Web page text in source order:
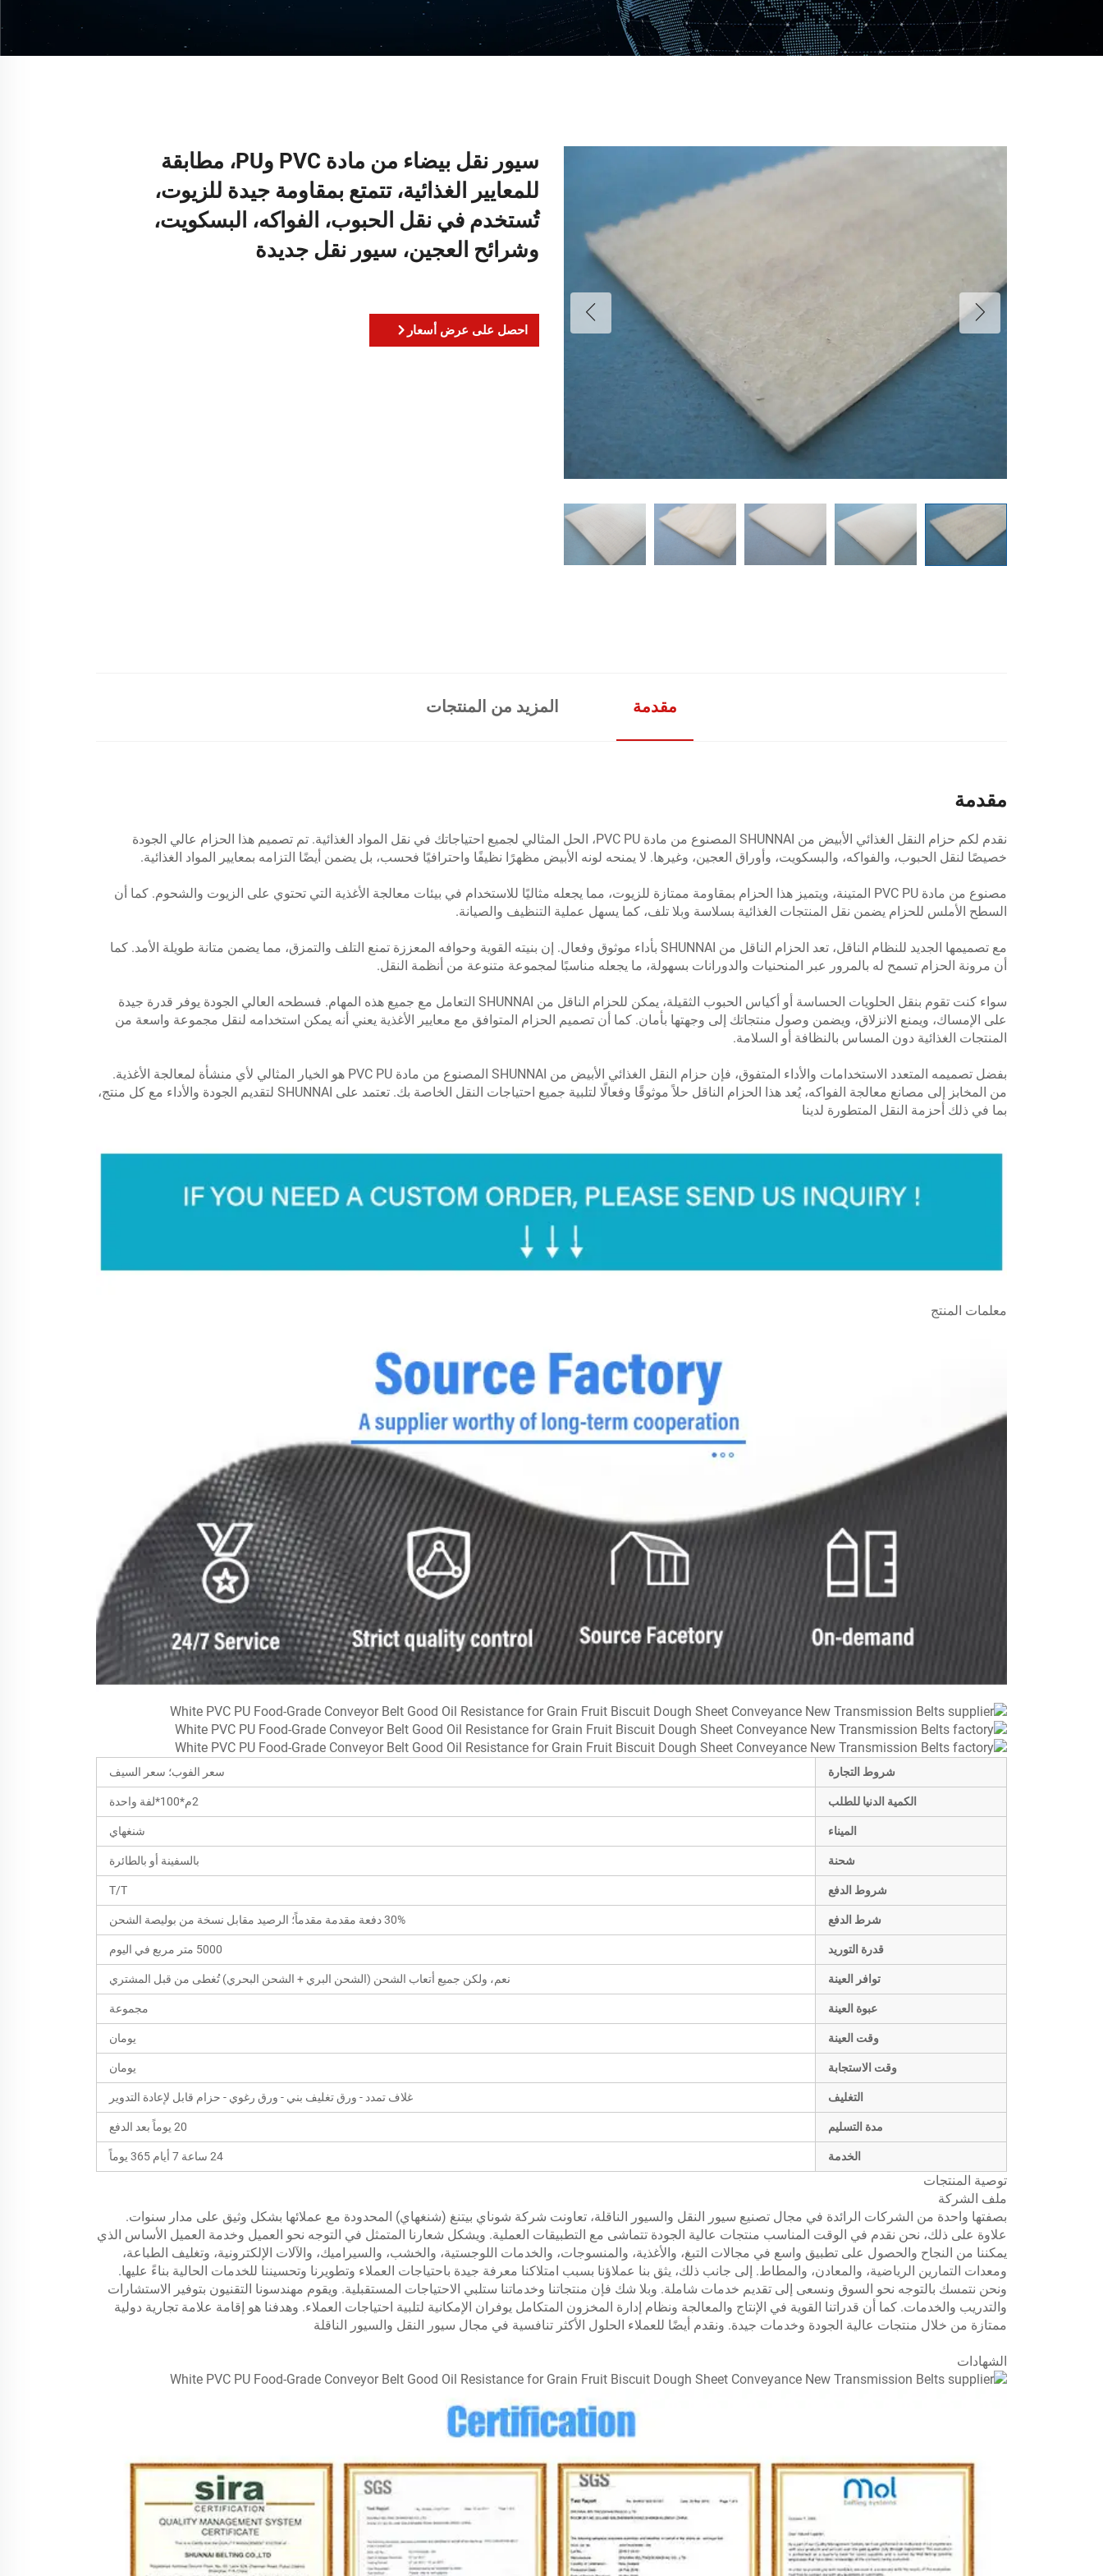
سيور نقل بيضاء من مادة PVC وPU، مطابقة
للمعايير الغذائية، تتمتع بمقاومة جيدة للزيوت،
تُستخدم في نقل الحبوب، الفواكه، البسكويت،
وشرائح العجين، سيور نقل جديدة
احصل على عرض أسعار
مقدمة المزيد من المنتجات
مقدمة
نقدم لكم حزام النقل الغذائي الأبيض من SHUNNAI المصنوع من مادة PVC PU، الحل المثالي لجميع احتياجاتك في نقل المواد الغذائية. تم تصميم هذا الحزام عالي الجودة
خصيصًا لنقل الحبوب، والفواكه، والبسكويت، وأوراق العجين، وغيرها. لا يمنحه لونه الأبيض مظهرًا نظيفًا واحترافيًا فحسب، بل يضمن أيضًا التزامه بمعايير المواد الغذائية.
مصنوع من مادة PVC PU المتينة، ويتميز هذا الحزام بمقاومة ممتازة للزيوت، مما يجعله مثاليًا للاستخدام في بيئات معالجة الأغذية التي تحتوي على الزيوت والشحوم. كما أن
السطح الأملس للحزام يضمن نقل المنتجات الغذائية بسلاسة وبلا تلف، كما يسهل عملية التنظيف والصيانة.
مع تصميمها الجديد للنظام الناقل، تعد الحزام الناقل من SHUNNAI بأداء موثوق وفعال. إن بنيته القوية وحوافه المعززة تمنع التلف والتمزق، مما يضمن متانة طويلة الأمد. كما
أن مرونة الحزام تسمح له بالمرور عبر المنحنيات والدورانات بسهولة، ما يجعله مناسبًا لمجموعة متنوعة من أنظمة النقل.
سواء كنت تقوم بنقل الحلويات الحساسة أو أكياس الحبوب الثقيلة، يمكن للحزام الناقل من SHUNNAI التعامل مع جميع هذه المهام. فسطحه العالي الجودة يوفر قدرة جيدة
على الإمساك، ويمنع الانزلاق، ويضمن وصول منتجاتك إلى وجهتها بأمان. كما أن تصميم الحزام المتوافق مع معايير الأغذية يعني أنه يمكن استخدامه لنقل مجموعة واسعة من
المنتجات الغذائية دون المساس بالنظافة أو السلامة.
بفضل تصميمه المتعدد الاستخدامات والأداء المتفوق، فإن حزام النقل الغذائي الأبيض من SHUNNAI المصنوع من مادة PVC PU هو الخيار المثالي لأي منشأة لمعالجة الأغذية.
من المخابز إلى مصانع معالجة الفواكه، يُعد هذا الحزام الناقل حلاً موثوقًا وفعالًا لتلبية جميع احتياجات النقل الخاصة بك. تعتمد على SHUNNAI لتقديم الجودة والأداء مع كل منتج،
بما في ذلك أحزمة النقل المتطورة لدينا
معلمات المنتج
شروط التجارة سعر الفوب؛ سعر السيف
الكمية الدنيا للطلب 2م*100*لفة واحدة
الميناء شنغهاي
شحنة بالسفينة أو بالطائرة
شروط الدفع T/T
شرط الدفع 30% دفعة مقدمة مقدماً؛ الرصيد مقابل نسخة من بوليصة الشحن
قدرة التوريد 5000 متر مربع في اليوم
توافر العينة نعم، ولكن جميع أتعاب الشحن (الشحن البري + الشحن البحري) تُغطى من قبل المشتري
عبوة العينة مجموعة
وقت العينة يومان
وقت الاستجابة يومان
التغليف غلاف تمدد - ورق تغليف بني - ورق رغوي - حزام قابل لإعادة التدوير
مدة التسليم 20 يوماً بعد الدفع
الخدمة 24 ساعة 7 أيام 365 يوماً
توصية المنتجات
ملف الشركة
بصفتها واحدة من الشركات الرائدة في مجال تصنيع سيور النقل والسيور الناقلة، تعاونت شركة شوناي بيتنغ (شنغهاي) المحدودة مع عملائها بشكل وثيق على مدار سنوات.
علاوة على ذلك، نحن نقدم في الوقت المناسب منتجات عالية الجودة تتماشى مع التطبيقات العملية. ويشكل شعارنا المتمثل في التوجه نحو العميل وخدمة العميل الأساس الذي
يمكننا من النجاح والحصول على تطبيق واسع في مجالات التبغ، والأغذية، والمنسوجات، والخدمات اللوجستية، والخشب، والسيراميك، والآلات الإلكترونية، وتغليف الطباعة،
ومعدات التمارين الرياضية، والمعادن، والمطاط. إلى جانب ذلك، يثق بنا عملاؤنا بسبب امتلاكنا معرفة جيدة باحتياجات العملاء وتطويرنا وتحسيننا للخدمات الحالية بناءً عليها.
ونحن نتمسك بالتوجه نحو السوق ونسعى إلى تقديم خدمات شاملة. وبلا شك فإن منتجاتنا وخدماتنا ستلبي الاحتياجات المستقبلية. ويقوم مهندسونا التقنيون بتوفير الاستشارات
والتدريب والخدمات. كما أن قدراتنا القوية في الإنتاج والمعالجة ونظام إدارة المخزون المتكامل يوفران الإمكانية لتلبية احتياجات العملاء. وهدفنا هو إقامة علامة تجارية دولية
ممتازة من خلال منتجات عالية الجودة وخدمات جيدة. ونقدم أيضًا للعملاء الحلول الأكثر تنافسية في مجال سيور النقل والسيور الناقلة
الشهادات